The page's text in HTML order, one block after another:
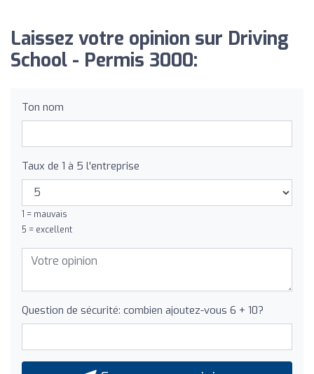
Laissez votre opinion sur Driving
School - Permis 3000:
Ton nom
Taux de 1 à 5 l'entreprise
1 = mauvais
5 = excellent
Question de sécurité: combien ajoutez-vous 6 + 10?